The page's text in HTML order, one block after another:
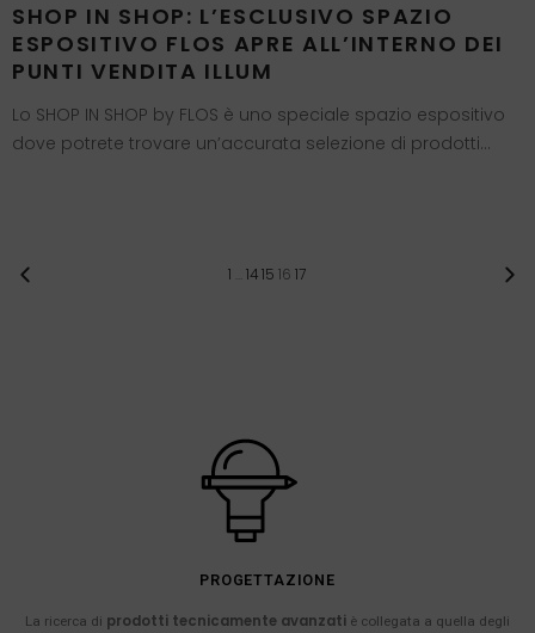
SHOP IN SHOP: L’ESCLUSIVO SPAZIO
ESPOSITIVO FLOS APRE ALL’INTERNO DEI
PUNTI VENDITA ILLUM
Lo SHOP IN SHOP by FLOS è uno speciale spazio espositivo
dove potrete trovare un’accurata selezione di prodotti…
1 14 15 16 17
PROGETTAZIONE
La ricerca di prodotti tecnicamente avanzati è collegata a quella degli